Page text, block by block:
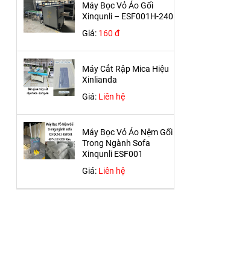
Máy Bọc Vỏ Áo Gối
Xinqunli – ESF001H-240
Giá: 160 đ
Máy Cắt Rập Mica Hiệu
Xinlianda
Giá: Liên hệ
Máy Bọc Vỏ Áo Nệm Gối
Trong Ngành Sofa
Xinqunli ESF001
Giá: Liên hệ